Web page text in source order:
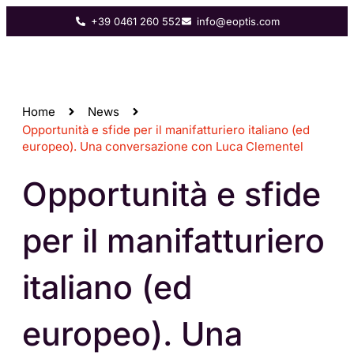
+39 0461 260 552 info@eoptis.com
Home
News
Opportunità e sfide per il manifatturiero italiano (ed
europeo). Una conversazione con Luca Clementel
Opportunità e sfide
per il manifatturiero
italiano (ed
europeo). Una